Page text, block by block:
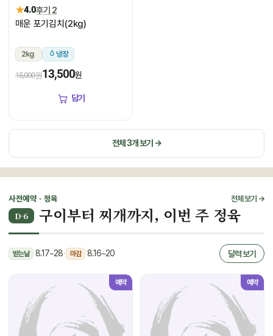
★4.0후기 2
매운 포기김치(2kg)
2kg 냉장
15,000원13,500원
담기
전체 3개 보기 →
사전예약 · 정육 전체 보기 →
D-6 구이부터 찌개까지, 이번 주 정육
받는날 8.17~28· 마감 8.16~20 달력 보기
예약 예약